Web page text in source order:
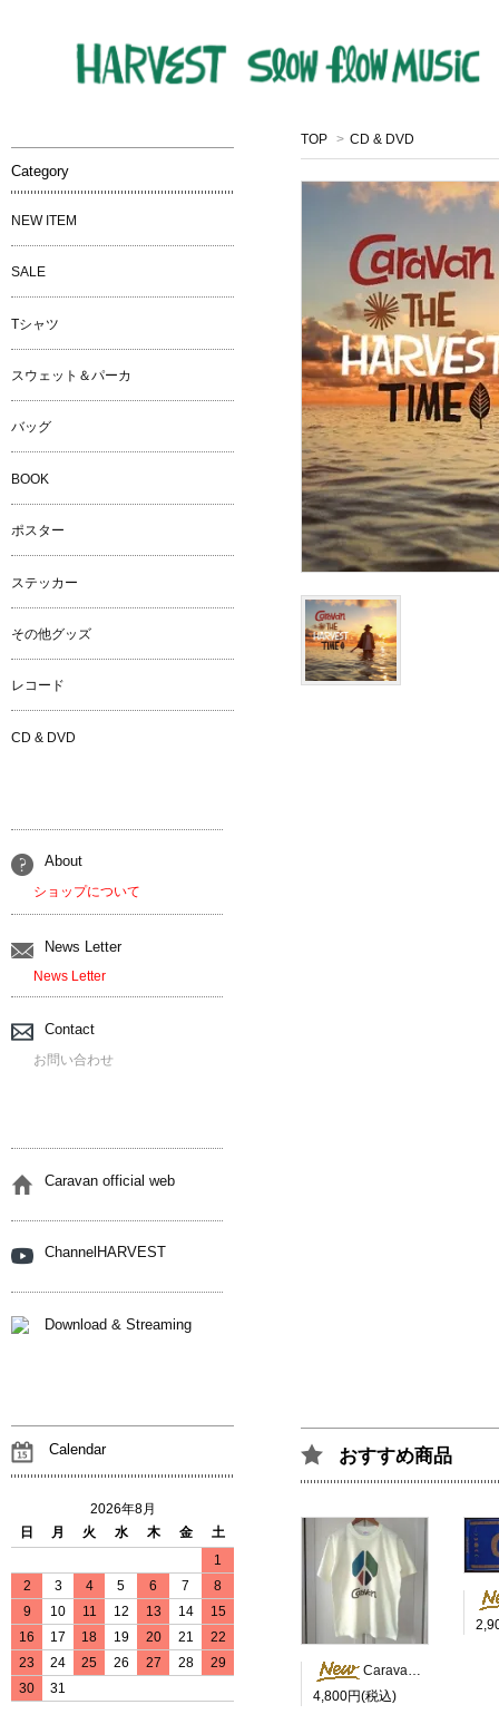
TOP > CD & DVD
おすすめ商品
Caravan Peace Tシャツ
4,800円(税込)
Category
NEW ITEM
SALE
Tシャツ
スウェット＆パーカ
バッグ
BOOK
ポスター
ステッカー
その他グッズ
レコード
CD & DVD
About
ショップについて
News Letter
News Letter
Contact
お問い合わせ
Caravan official web
ChannelHARVEST
Download & Streaming
Calendar
2026年8月
日
月 火 水 木 金
土
1
2
3 4 5 6 7
8
9
10 11 12 13 14
15
16
17 18 19 20 21
22
23
24 25 26 27 28
29
30
31